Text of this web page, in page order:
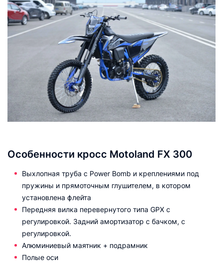
Особенности кросс Motoland FX 300
Выхлопная труба с Power Bomb и креплениями под
пружины и прямоточным глушителем, в котором
установлена флейта
Передняя вилка перевернутого типа GPX с
регулировкой. Задний амортизатор с бачком, с
регулировкой.
Алюминиевый маятник + подрамник
Полые оси